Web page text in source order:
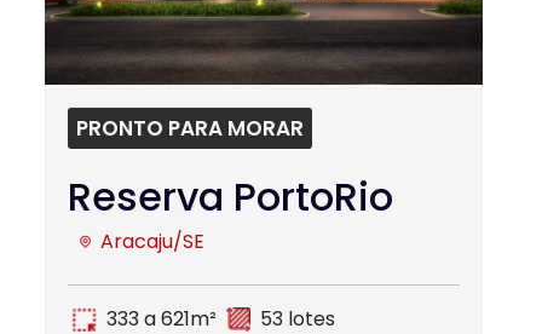
PRONTO PARA MORAR
Reserva PortoRio
Aracaju/SE
333 a 621m²
53 lotes